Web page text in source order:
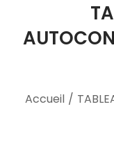
Accueil /